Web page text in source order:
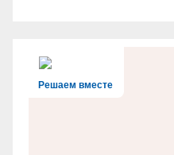
Решаем вместе